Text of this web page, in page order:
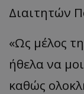
Διαιτητών
«Ως μέλος
ήθελα να
καθώς